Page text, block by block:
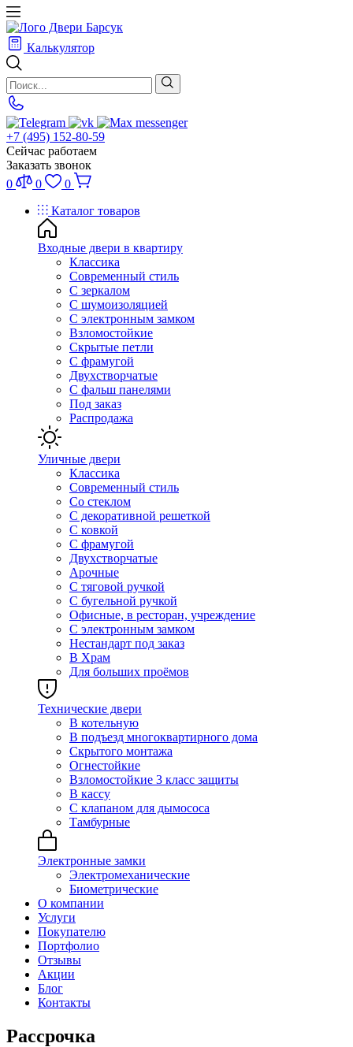
Калькулятор
+7 (495) 152-80-59
Сейчас работаем
Заказать звонок
0
0
0
Каталог товаров
Входные двери в квартиру
Классика
Современный стиль
С зеркалом
С шумоизоляцией
С электронным замком
Взломостойкие
Скрытые петли
С фрамугой
Двухстворчатые
С фальш панелями
Под заказ
Распродажа
Уличные двери
Классика
Современный стиль
Со стеклом
С декоративной решеткой
С ковкой
С фрамугой
Двухстворчатые
Арочные
С тяговой ручкой
С бугельной ручкой
Офисные, в ресторан, учреждение
С электронным замком
Нестандарт под заказ
В Храм
Для больших проёмов
Технические двери
В котельную
В подъезд многоквартирного дома
Скрытого монтажа
Огнестойкие
Взломостойкие 3 класс защиты
В кассу
С клапаном для дымососа
Тамбурные
Электронные замки
Электромеханические
Биометрические
О компании
Услуги
Покупателю
Портфолио
Отзывы
Акции
Блог
Контакты
Рассрочка